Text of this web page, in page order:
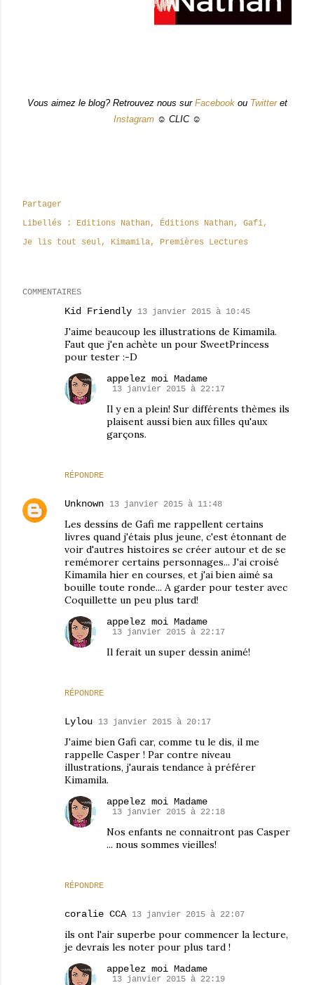
Vous aimez le blog? Retrouvez nous sur Facebookou Twitteret
Instagram☺ CLIC ☺
Partager
Libellés :
Editions Nathan Éditions Nathan
Gafi
Je lis tout seul
Kimamila Premières Lectures
COMMENTAIRES
Kid Friendly 13 janvier 2015 à 10:45
J'aime beaucoup les illustrations de Kimamila.
Faut que j'en achète un pour SweetPrincess
pour tester :-D
RÉPONDRE
appelez moi Madame
13 janvier 2015 à 22:17
Il y en a plein! Sur différents thèmes ils
plaisent aussi bien aux filles qu'aux
garçons.
Unknown 13 janvier 2015 à 11:48
Les dessins de Gafi me rappellent certains
livres quand j'étais plus jeune, c'est étonnant de
voir d'autres histoires se créer autour et de se
remémorer certains personnages... J'ai croisé
Kimamila hier en courses, et j'ai bien aimé sa
bouille toute ronde... A garder pour tester avec
Coquillette un peu plus tard!
RÉPONDRE
appelez moi Madame
13 janvier 2015 à 22:17
Il ferait un super dessin animé!
Lylou 13 janvier 2015 à 20:17
J'aime bien Gafi car, comme tu le dis, il me
rappelle Casper ! Par contre niveau
illustrations, j'aurais tendance à préférer
Kimamila.
RÉPONDRE
appelez moi Madame
13 janvier 2015 à 22:18
Nos enfants ne connaitront pas Casper
... nous sommes vieilles!
coralie CCA 13 janvier 2015 à 22:07
ils ont l'air superbe pour commencer la lecture,
je devrais les noter pour plus tard !
appelez moi Madame
13 janvier 2015 à 22:19